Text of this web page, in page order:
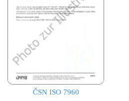
ČSN ISO 7960